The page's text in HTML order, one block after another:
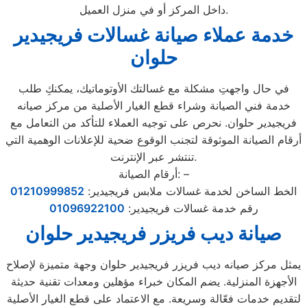
داخل المركز أو في منزل العميل.
خدمة عملاء صيانة غسالات فريجيدير
حلوان
في حال واجهتِ مشكلة مع غسالتك الأوتوماتيك، يمكنكِ طلب
خدمة فني الصيانة وشراء قطع الغيار الأصلية من مركز صيانه
فريجيدير حلوان. نحرص على توجيه العملاء للتأكد من التعامل مع
أرقام الصيانة الموثوقة لتجنب الوقوع ضحية للإعلانات الوهمية التي
تنتشر عبر الإنترنت.
أرقام الصيانة: –
الخط الساخن لخدمة غسالات ملابس فريجيدير: 01210999852
رقم خدمة غسالات فريجيدير: 01096922100
صيانة ديب فريزر فريجيدير حلوان
يمثل مركز صيانه ديب فريزر فريجيدير حلوان وجهة متميزة لإصلاح
الأجهزة المنزلية. يضم المكان خبراء مؤهلين ومعدات تقنية حديثة
لتقديم خدمات فعّالة وسريعة. مع الاعتماد على قطع الغيار الأصلية